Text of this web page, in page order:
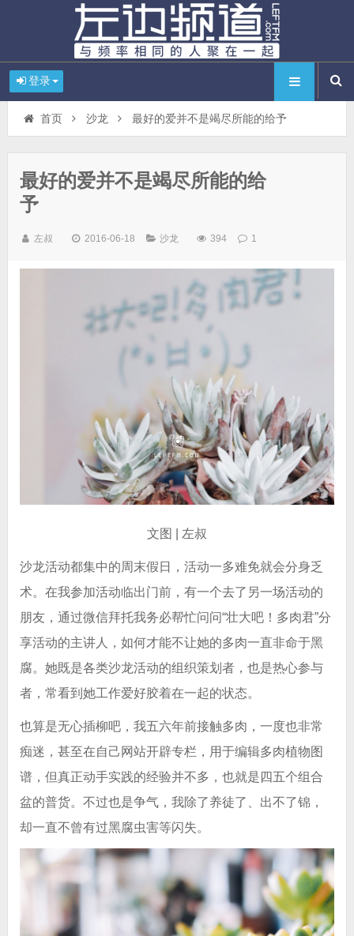
登录
首页 沙龙 最好的爱并不是竭尽所能的给予
最好的爱并不是竭尽所能的给
予
左叔 2016-06-18 沙龙 394 1
文图 | 左叔
沙龙活动都集中的周末假日，活动一多难免就会分身乏
术。在我参加活动临出门前，有一个去了另一场活动的
朋友，通过微信拜托我务必帮忙问问“壮大吧！多肉君”分
享活动的主讲人，如何才能不让她的多肉一直非命于黑
腐。她既是各类沙龙活动的组织策划者，也是热心参与
者，常看到她工作爱好胶着在一起的状态。
也算是无心插柳吧，我五六年前接触多肉，一度也非常
痴迷，甚至在自己网站开辟专栏，用于编辑多肉植物图
谱，但真正动手实践的经验并不多，也就是四五个组合
盆的普货。不过也是争气，我除了养徒了、出不了锦，
却一直不曾有过黑腐虫害等闪失。